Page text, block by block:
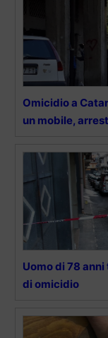
Omicidio a
un mobile,
Uomo di 78
di omicidio